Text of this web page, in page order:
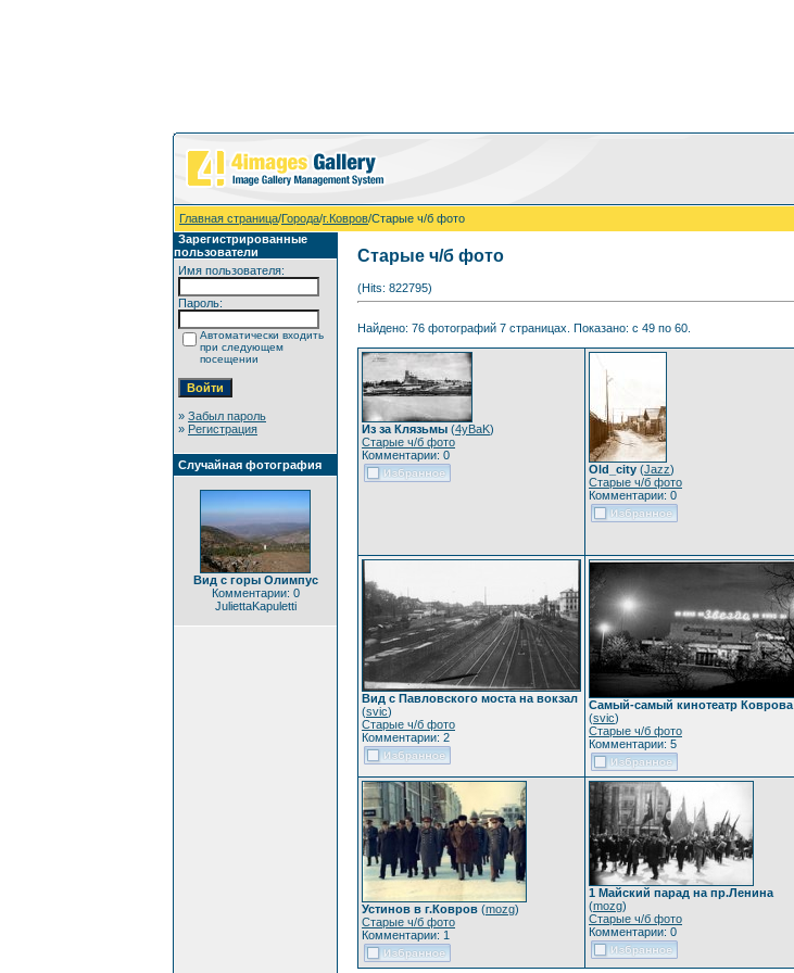
Главная страница/Города/г.Ковров/Старые ч/б фото
Зарегистрированные
пользователи
Имя пользователя:
Пароль:
Автоматически входить
при следующем
посещении
» Забыл пароль
» Регистрация
Случайная фотография
Вид с горы Олимпус
Комментарии: 0
JuliettaKapuletti
Старые ч/б фото
(Hits: 822795)
Найдено: 76 фотографий 7 страницах. Показано: с 49 по 60.
Из за Клязьмы (4yBaK)
Старые ч/б фото
Комментарии: 0
Old_city (Jazz)
Старые ч/б фото
Комментарии: 0
Вид с Павловского моста на вокзал
(svic)
Старые ч/б фото
Комментарии: 2
Самый-самый кинотеатр Коврова
(svic)
Старые ч/б фото
Комментарии: 5
Устинов в г.Ковров (mozg)
Старые ч/б фото
Комментарии: 1
1 Майский парад на пр.Ленина
(mozg)
Старые ч/б фото
Комментарии: 0